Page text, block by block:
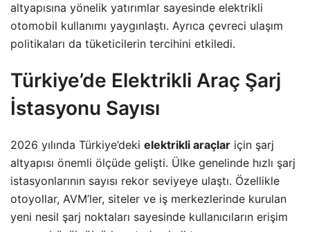
altyapısına yönelik yatırımlar sayesinde elektrikli
otomobil kullanımı yaygınlaştı. Ayrıca çevreci ulaşım
politikaları da tüketicilerin tercihini etkiledi.
Türkiye’de Elektrikli Araç Şarj
İstasyonu Sayısı
2026 yılında Türkiye’deki elektrikli araçlar için şarj
altyapısı önemli ölçüde gelişti. Ülke genelinde hızlı şarj
istasyonlarının sayısı rekor seviyeye ulaştı. Özellikle
otoyollar, AVM’ler, siteler ve iş merkezlerinde kurulan
yeni nesil şarj noktaları sayesinde kullanıcıların erişim